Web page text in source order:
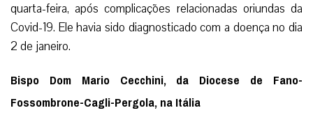
quarta-feira, após complicações relacionadas oriundas da
Covid-19. Ele havia sido diagnosticado com a doença no dia
2 de janeiro.
Bispo Dom Mario Cecchini, da Diocese de Fano-
Fossombrone-Cagli-Pergola, na Itália